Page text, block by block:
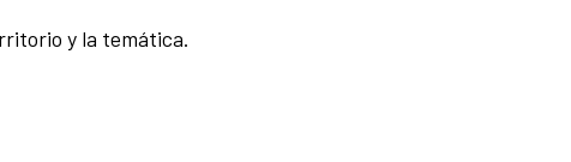
y la temática.